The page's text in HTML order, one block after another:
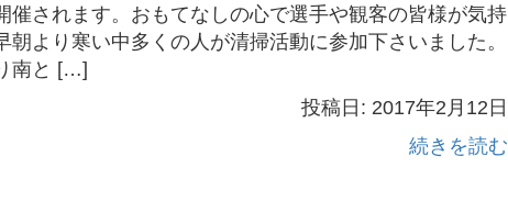
催されます。おもてなしの心で選手や観客の皆様が気持
より寒い中多くの人が清掃活動に参加下さいました。
南と […]
投稿日: 2017年2月12日
続きを読む